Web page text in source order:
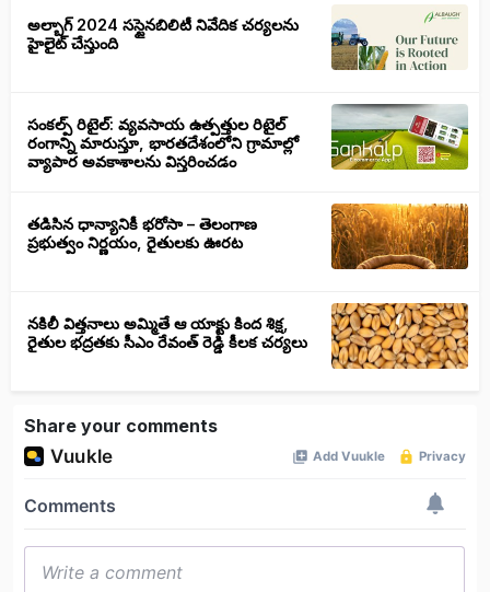
అల్బాగ్ 2024 సస్టైనబిలిటీ నివేదిక చర్యలను
హైలైట్ చేస్తుంది
సంకల్ప్ రిటైల్: వ్యవసాయ ఉత్పత్తుల రిటైల్
రంగాన్ని మారుస్తూ, భారతదేశంలోని గ్రామాల్లో
వ్యాపార అవకాశాలను విస్తరించడం
తడిసిన ధాన్యానికీ భరోసా – తెలంగాణ
ప్రభుత్వం నిర్ణయం, రైతులకు ఊరట
నకిలీ విత్తనాలు అమ్మితే ఆ యాక్టు కింద శిక్ష,
రైతుల భద్రతకు సీఎం రేవంత్ రెడ్డి కీలక చర్యలు
Share your comments